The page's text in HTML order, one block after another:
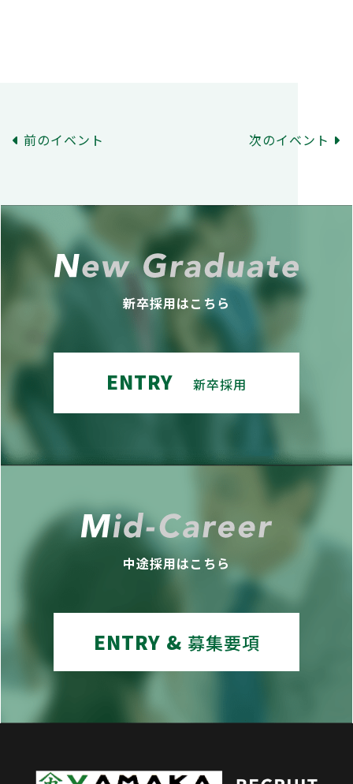
前のイベント 次のイベント
新卒採用はこちら
ENTRY 新卒採用
中途採用はこちら
ENTRY & 募集要項